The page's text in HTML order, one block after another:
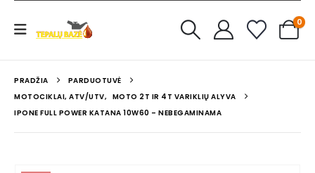
0
PRADŽIA
PARDUOTUVĖ
MOTOCIKLAI, ATV/UTV, MOTO 2T IR 4T VARIKLIŲ ALYVA
IPONE FULL POWER KATANA 10W60 – NEBEGAMINAMA